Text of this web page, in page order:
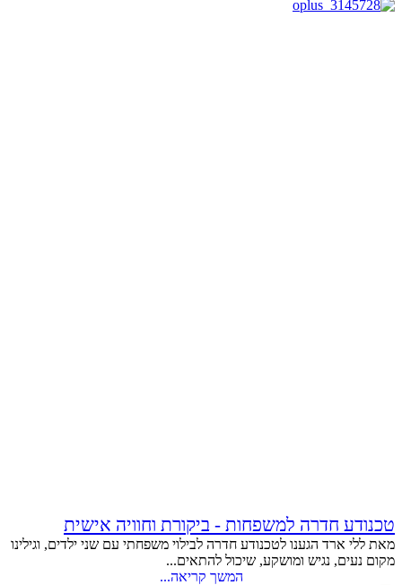
טכנודע חדרה למשפחות - ביקורת וחוויה אישית
מאת ללי ארד הגענו לטכנודע חדרה לבילוי משפחתי עם שני ילדים, וגילינו
מקום נעים, נגיש ומושקע, שיכול להתאים...
המשך קריאה...